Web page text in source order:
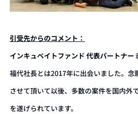
引受先からのコメント：
インキュベイトファンド 代表パートナー
福代社長とは2017年に出会いました。
させて頂いて以後、多数の案件を国内外
を遂げられています。